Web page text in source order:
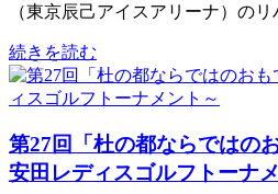
（東京辰己アイスアリーナ）の
続きを読む
第27回「杜の都ならでは
安田レディスゴルフトーナ